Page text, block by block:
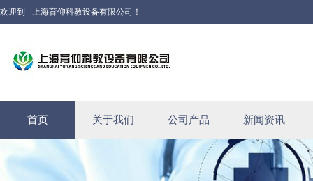
欢迎到 - 上海育仰科教设备有限公司！
首页 关于我们 公司产品 新闻资讯